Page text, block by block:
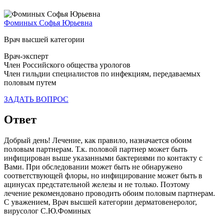
Фоминых Софья Юрьевна
Врач высшей категории
Врач-эксперт
Член Российского общества урологов
Член гильдии специалистов по инфекциям, передаваемых
половым путем
ЗАДАТЬ ВОПРОС
Ответ
Добрый день! Лечение, как правило, назначается обоим
половым партнерам. Т.к. половой партнер может быть
инфицирован выше указанными бактериями по контакту с
Вами. При обследовании может быть не обнаружено
соответствующей флоры, но инфицирование может быть в
ацинусах предстательной железы и не только. Поэтому
лечение рекомендовано проводить обоим половым партнерам.
С уважением, Врач высшей категории дерматовенеролог,
вирусолог С.Ю.Фоминых